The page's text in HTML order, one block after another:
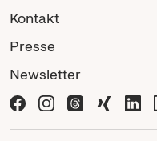
Kontakt
Presse
Newsletter